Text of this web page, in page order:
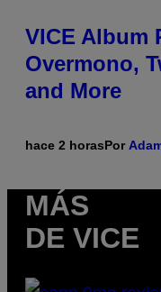
VICE Album
Overmono,
and More
hace 2 horasPor
MÁS
DE VICE